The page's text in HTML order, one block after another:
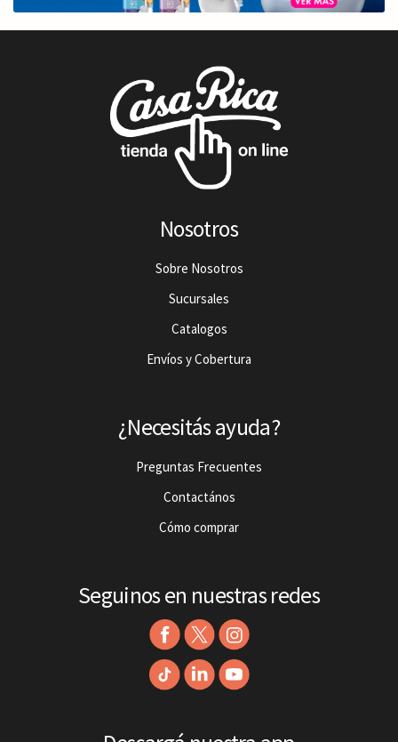
Nosotros
Sobre Nosotros
Sucursales
Catalogos
Envíos y Cobertura
¿Necesitás ayuda?
Preguntas Frecuentes
Contactános
Cómo comprar
Seguinos en nuestras redes